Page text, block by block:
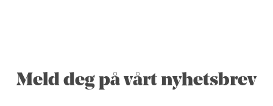
Meld deg på vårt nyhetsbrev